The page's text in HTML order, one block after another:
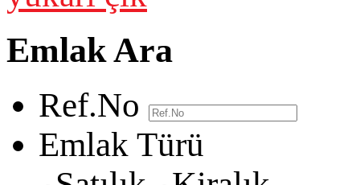
Emlak Ara
Ref.No
Emlak Türü